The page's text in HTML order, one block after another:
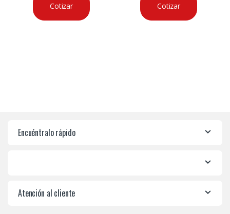
Cotizar Cotizar
Encuéntralo rápido
Atención al cliente